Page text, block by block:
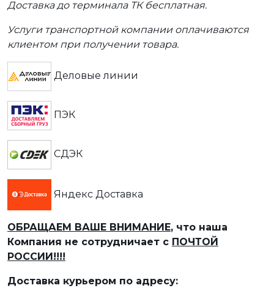
Доставка до терминала ТК бесплатная.
Услуги транспортной компании оплачиваются
клиентом при получении товара.
Деловые линии
ПЭК
СДЭК
Яндекс Доставка
ОБРАЩАЕМ ВАШЕ ВНИМАНИЕ, что наша
Компания не сотрудничает с ПОЧТОЙ
РОССИИ!!!!
Доставка курьером по адресу: